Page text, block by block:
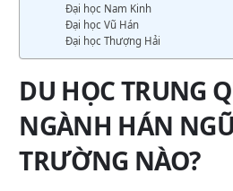
Đại học Nam Kinh
Đại học Vũ Hán
Đại học Thượng Hải
DU HỌC TRUNG
NGÀNH HÁN
TRƯỜNG NÀO?